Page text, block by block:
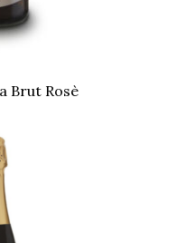
Brut Rosè